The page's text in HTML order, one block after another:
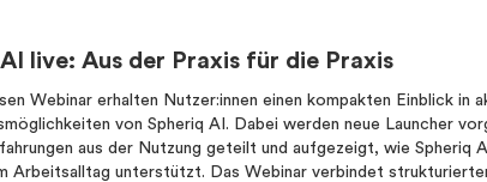
live: Aus der Praxis für die Praxis
Webinar erhalten Nutzer:innen einen kompakten Einblick in
von Spheriq AI. Dabei werden neue Launcher
aus der Nutzung geteilt und aufgezeigt, wie Spheriq
Arbeitsalltag unterstützt. Das Webinar verbindet